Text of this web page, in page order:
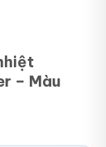
– Màu